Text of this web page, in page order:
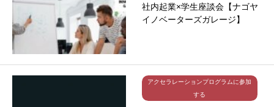
社内起業×学生座談会【ナゴヤ
イノベーターズガレージ】
アクセラレーションプログラムに参加
する